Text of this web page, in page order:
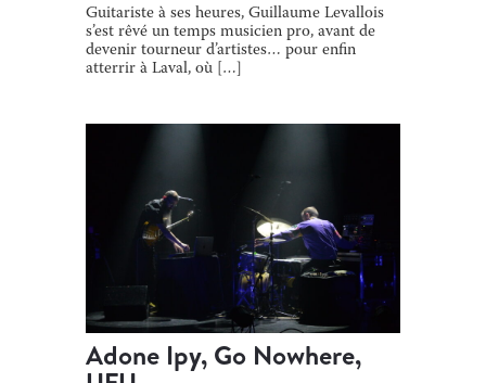
Guitariste à ses heures, Guillaume Levallois
s’est rêvé un temps musicien pro, avant de
devenir tourneur d’artistes… pour enfin
atterrir à Laval, où […]
Adone Ipy, Go Nowhere,